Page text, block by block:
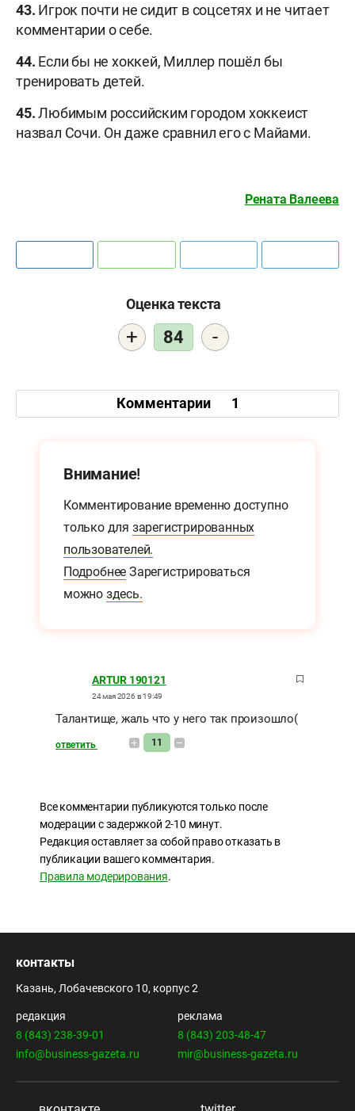
43. Игрок почти не сидит в соцсетях и не читает
комментарии о себе.
44. Если бы не хоккей, Миллер пошёл бы
тренировать детей.
45.Любимым российским городом хоккеист
назвал Сочи. Он даже сравнил его с Майами.
Рената Валеева
Оценка текста
+ 84 -
Комментарии 1
Внимание!
Комментирование временно доступно
только для зарегистрированных
пользователей.
Подробнее Зарегистрироваться
можно здесь.
ARTUR 190121
24 мая 2026 в 19:49
Талантище, жаль что у него так произошло(
ответить 11
Все комментарии публикуются только после
модерации с задержкой 2-10 минут.
Редакция оставляет за собой право отказать в
публикации вашего комментария.
Правила модерирования.
контакты
Казань, Лобачевского 10, корпус 2
редакция
8 (843) 238-39-01
info@business-gazeta.ru
реклама
8 (843) 203-48-47
mir@business-gazeta.ru